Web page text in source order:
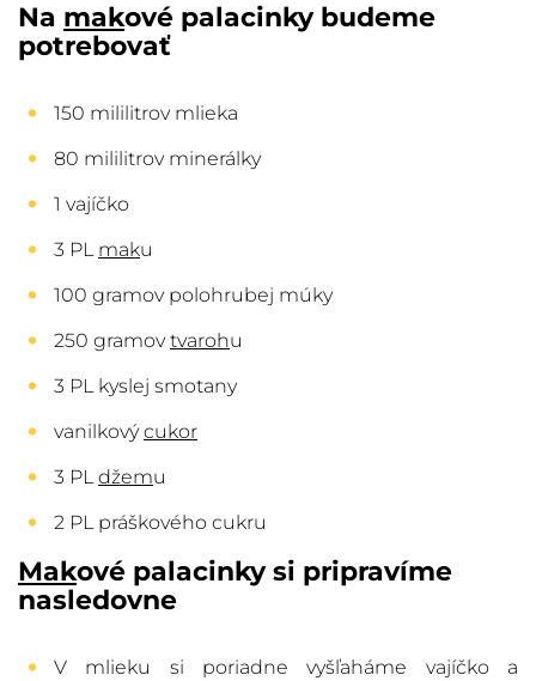
Na makové palacinky budeme
potrebovať
150 mililitrov mlieka
80 mililitrov minerálky
1 vajíčko
3 PL maku
100 gramov polohrubej múky
250 gramovtvarohu
3 PL kyslej smotany
vanilkovýcukor
3 PLdžemu
2 PL práškového cukru
Makové palacinky si pripravíme
nasledovne
V mlieku si poriadne vyšľaháme vajíčko a